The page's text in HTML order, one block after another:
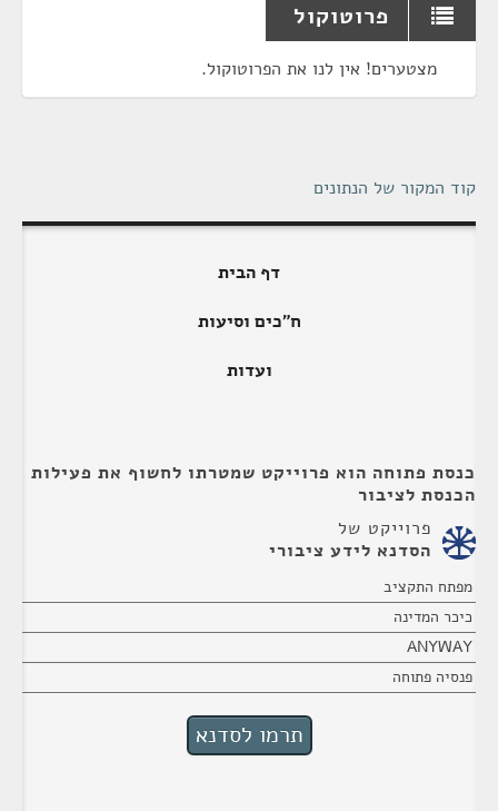
פרוטוקול
מצטערים! אין לנו את הפרוטוקול.
קוד המקור של הנתונים
דף הבית
ח"כים וסיעות
ועדות
כנסת פתוחה הוא פרוייקט שמטרתו לחשוף את פעילות
הכנסת לציבור
פרוייקט של
הסדנא לידע ציבורי
מפתח התקציב
כיכר המדינה
ANYWAY
פנסיה פתוחה